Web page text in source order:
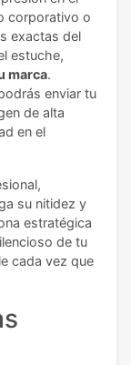
corporativo o
exactas del
estuche,
marca.
enviar tu
de alta
en el
su nitidez y
estratégica
de tu
cada vez que